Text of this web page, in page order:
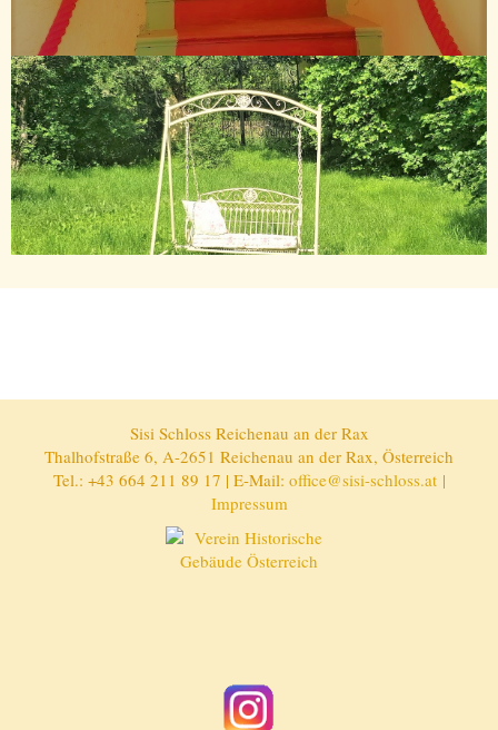
Sisi Schloss Reichenau an der Rax
Thalhofstraße 6, A-2651 Reichenau an der Rax, Österreich
Tel.: +43 664 211 89 17 | E-Mail: office@sisi-schloss.at|
Impressum